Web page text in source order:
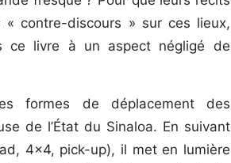
contre-discours » sur ces lieux,
ce livre à un aspect négligé de
formes de déplacement des
de l’État du Sinaloa. En suivant
4x4, pick-up), il met en lumière